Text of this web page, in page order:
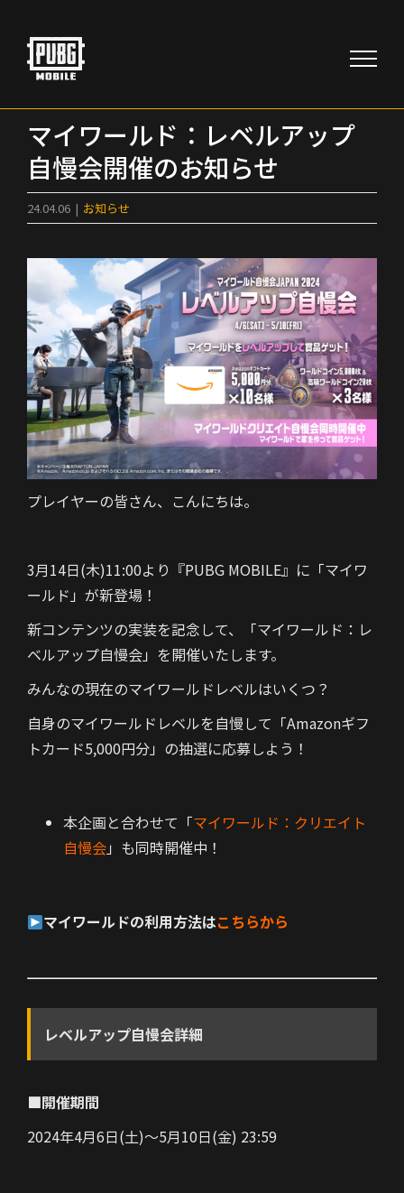
content
マイワールド：レベルアップ
自慢会開催のお知らせ
24.04.06 | お知らせ
プレイヤーの皆さん、こんにちは。
3月14日(木)11:00より『PUBG MOBILE』に「マイワ
ールド」が新登場！
新コンテンツの実装を記念して、「マイワールド：レ
ベルアップ自慢会」を開催いたします。
みんなの現在のマイワールドレベルはいくつ？
自身のマイワールドレベルを自慢して「Amazonギフ
トカード5,000円分」の抽選に応募しよう！
本企画と合わせて「マイワールド：クリエイト
自慢会」も同時開催中！
マイワールドの利用方法はこちらから
レベルアップ自慢会詳細
■開催期間
2024年4月6日(土)～5月10日(金) 23:59